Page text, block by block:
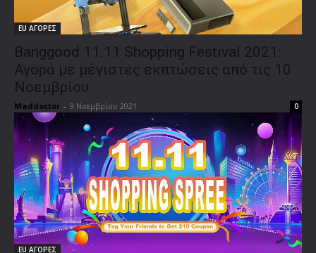
EU ΑΓΟΡΕΣ
Banggood 11.11 Shopping Festival 2021:
Αγορά με μέγιστες εκπτώσεις από τις 10
Νοεμβρίου
Maddoctor - 9 Νοεμβρίου 2021 0
EU ΑΓΟΡΕΣ